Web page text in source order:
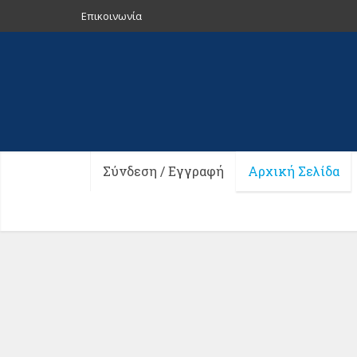
Επικοινωνία
Σύνδεση / Εγγραφή Αρχική Σελίδα